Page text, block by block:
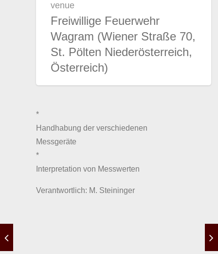
venue
Freiwillige Feuerwehr
Wagram (Wiener Straße 70,
St. Pölten Niederösterreich,
Österreich)
*
Handhabung der verschiedenen
Messgeräte
*
Interpretation von Messwerten
Verantwortlich: M. Steininger